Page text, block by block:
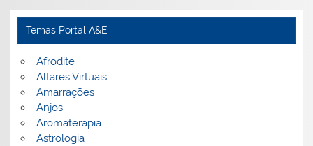
Temas Portal A&E
Afrodite
Altares Virtuais
Amarrações
Anjos
Aromaterapia
Astrologia